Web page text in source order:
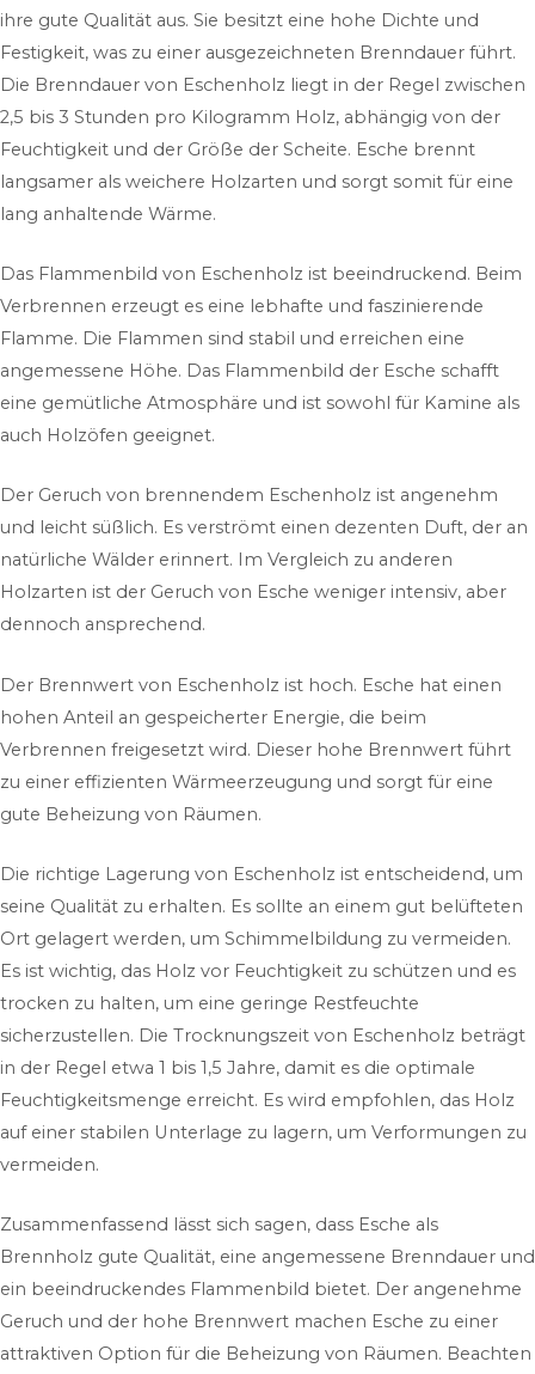
ihre gute Qualität aus. Sie besitzt eine hohe Dichte und
Festigkeit, was zu einer ausgezeichneten Brenndauer führt.
Die Brenndauer von Eschenholz liegt in der Regel zwischen
2,5 bis 3 Stunden pro Kilogramm Holz, abhängig von der
Feuchtigkeit und der Größe der Scheite. Esche brennt
langsamer als weichere Holzarten und sorgt somit für eine
lang anhaltende Wärme.
Das Flammenbild von Eschenholz ist beeindruckend. Beim
Verbrennen erzeugt es eine lebhafte und faszinierende
Flamme. Die Flammen sind stabil und erreichen eine
angemessene Höhe. Das Flammenbild der Esche schafft
eine gemütliche Atmosphäre und ist sowohl für Kamine als
auch Holzöfen geeignet.
Der Geruch von brennendem Eschenholz ist angenehm
und leicht süßlich. Es verströmt einen dezenten Duft, der an
natürliche Wälder erinnert. Im Vergleich zu anderen
Holzarten ist der Geruch von Esche weniger intensiv, aber
dennoch ansprechend.
Der Brennwert von Eschenholz ist hoch. Esche hat einen
hohen Anteil an gespeicherter Energie, die beim
Verbrennen freigesetzt wird. Dieser hohe Brennwert führt
zu einer effizienten Wärmeerzeugung und sorgt für eine
gute Beheizung von Räumen.
Die richtige Lagerung von Eschenholz ist entscheidend, um
seine Qualität zu erhalten. Es sollte an einem gut belüfteten
Ort gelagert werden, um Schimmelbildung zu vermeiden.
Es ist wichtig, das Holz vor Feuchtigkeit zu schützen und es
trocken zu halten, um eine geringe Restfeuchte
sicherzustellen. Die Trocknungszeit von Eschenholz beträgt
in der Regel etwa 1 bis 1,5 Jahre, damit es die optimale
Feuchtigkeitsmenge erreicht. Es wird empfohlen, das Holz
auf einer stabilen Unterlage zu lagern, um Verformungen zu
vermeiden.
Zusammenfassend lässt sich sagen, dass Esche als
Brennholz gute Qualität, eine angemessene Brenndauer und
ein beeindruckendes Flammenbild bietet. Der angenehme
Geruch und der hohe Brennwert machen Esche zu einer
attraktiven Option für die Beheizung von Räumen. Beachten